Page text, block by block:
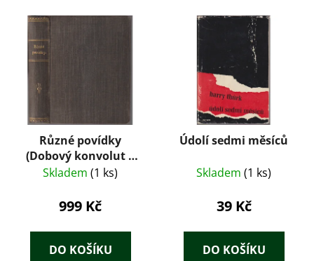
Různé povídky
(Dobový konvolut 8
tisků: Tolstoj,
Dickens, Jókai) – J.
Skladem (1 ks)
999 Kč
DO KOŠÍKU
Údolí sedmi měsíců
Skladem (1 ks)
39 Kč
DO KOŠÍKU